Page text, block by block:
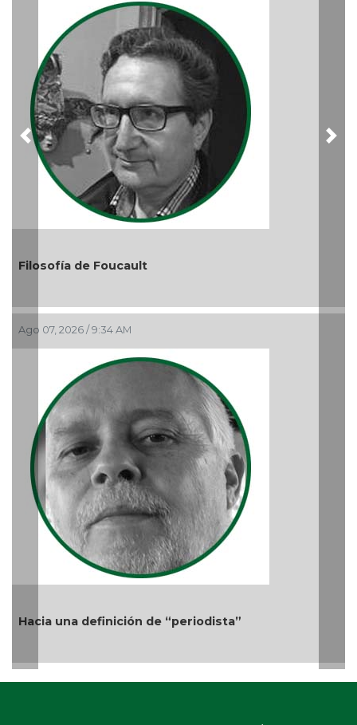
Ago 05, 2026 / 9:04 PM
El debate de la Protección de los Derechos
Audiencias
Ago 05, 2026 / 11:33 AM